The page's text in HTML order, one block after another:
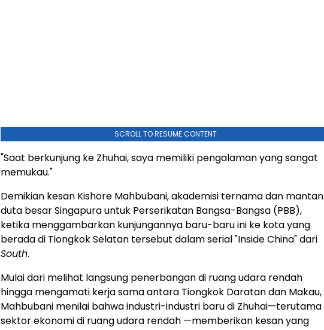
SCROLL TO RESUME CONTENT
"Saat berkunjung ke Zhuhai, saya memiliki pengalaman yang sangat
memukau."
Demikian kesan Kishore Mahbubani, akademisi ternama dan mantan
duta besar Singapura untuk Perserikatan Bangsa-Bangsa (PBB),
ketika menggambarkan kunjungannya baru-baru ini ke kota yang
berada di Tiongkok Selatan tersebut dalam serial "Inside China" dari
South.
Mulai dari melihat langsung penerbangan di ruang udara rendah
hingga mengamati kerja sama antara Tiongkok Daratan dan Makau,
Mahbubani menilai bahwa industri-industri baru di Zhuhai—terutama
sektor ekonomi di ruang udara rendah —memberikan kesan yang